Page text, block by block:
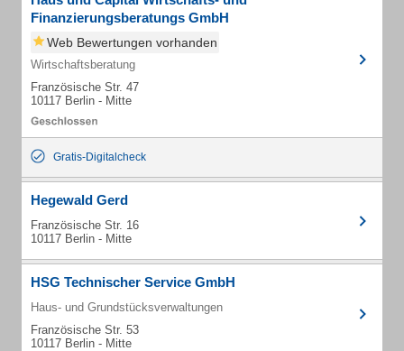
Finanzierungsberatungs GmbH
Web Bewertungen vorhanden
Wirtschaftsberatung
Französische Str. 47
10117 Berlin - Mitte
Gratis-Digitalcheck
Hegewald Gerd
Französische Str. 16
10117 Berlin - Mitte
HSG Technischer Service GmbH
Haus- und Grundstücksverwaltungen
Französische Str. 53
10117 Berlin - Mitte